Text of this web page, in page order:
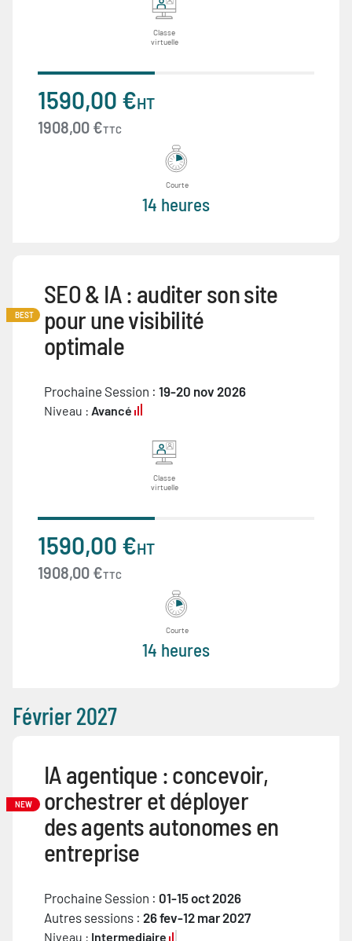
Classe
virtuelle
1590,00 €HT
1908,00 €TTC
Courte
14 heures
BEST
SEO & IA : auditer son site
pour une visibilité
optimale
Prochaine Session : 19-20 nov 2026
Niveau : Avancé
Classe
virtuelle
1590,00 €HT
1908,00 €TTC
Courte
14 heures
Février 2027
NEW
IA agentique : concevoir,
orchestrer et déployer
des agents autonomes en
entreprise
Prochaine Session : 01-15 oct 2026
Autres sessions : 26 fev-12 mar 2027
Niveau : Intermediaire